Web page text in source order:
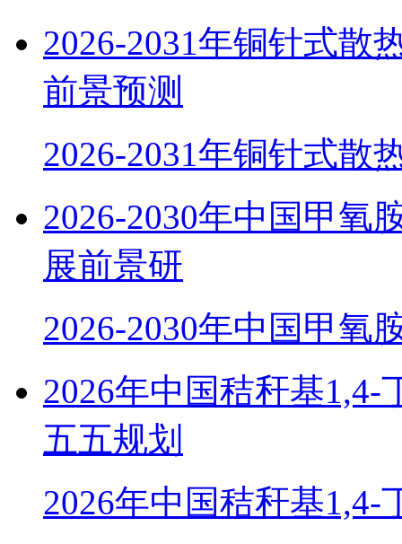
2026-2031年铜针式散
前景预测
2026-2031年铜针式散
2026-2030年中国甲氧
展前景研
2026-2030年中国甲氧
2026年中国秸秆基1,4-
五五规划
2026年中国秸秆基1,4-